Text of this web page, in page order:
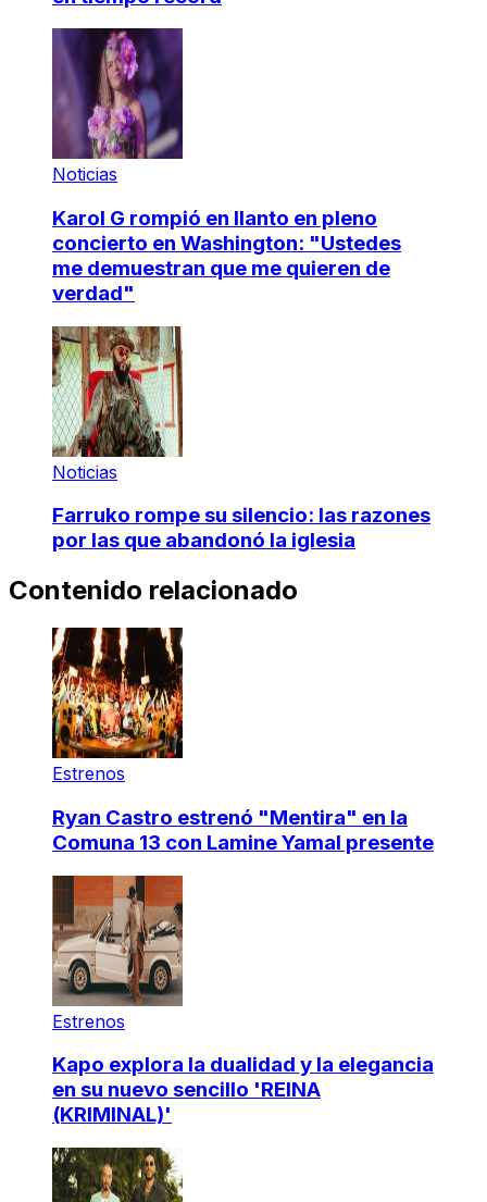
Noticias
Karol G rompió en llanto en pleno
concierto en Washington: "Ustedes
me demuestran que me quieren de
verdad"
Noticias
Farruko rompe su silencio: las razones
por las que abandonó la iglesia
Contenido relacionado
Estrenos
Ryan Castro estrenó "Mentira" en la
Comuna 13 con Lamine Yamal presente
Estrenos
Kapo explora la dualidad y la elegancia
en su nuevo sencillo 'REINA
(KRIMINAL)'